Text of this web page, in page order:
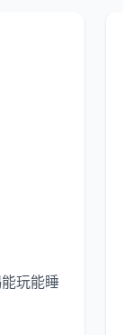
玩能睡